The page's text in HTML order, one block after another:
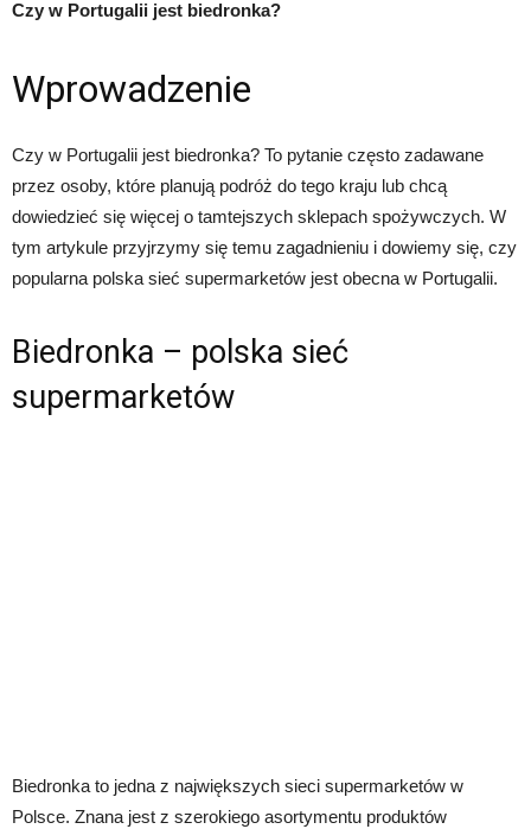
Czy w Portugalii jest biedronka?
Wprowadzenie
Czy w Portugalii jest biedronka? To pytanie często zadawane
przez osoby, które planują podróż do tego kraju lub chcą
dowiedzieć się więcej o tamtejszych sklepach spożywczych. W
tym artykule przyjrzymy się temu zagadnieniu i dowiemy się, czy
popularna polska sieć supermarketów jest obecna w Portugalii.
Biedronka – polska sieć
supermarketów
Biedronka to jedna z największych sieci supermarketów w
Polsce. Znana jest z szerokiego asortymentu produktów